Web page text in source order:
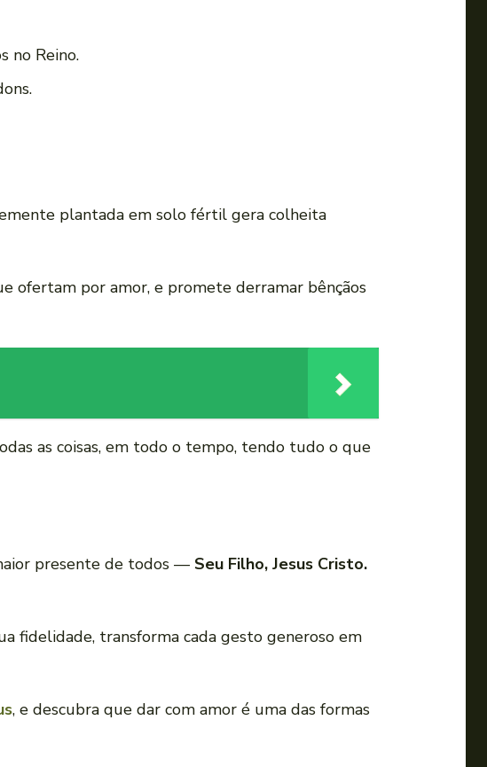
no Reino.
plantada em solo fértil gera colheita
ofertam por amor, e promete derramar bênçãos
as coisas, em todo o tempo, tendo tudo o que
presente de todos — Seu Filho, Jesus Cristo.
fidelidade, transforma cada gesto generoso em
, e descubra que dar com amor é uma das formas